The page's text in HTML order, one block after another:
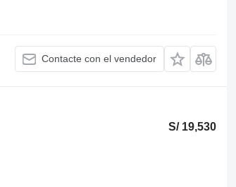
Contacte con el vendedor
S/ 19,530